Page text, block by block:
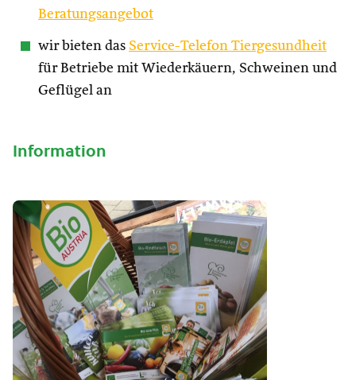
Beratungsangebot
wir bieten das Service-Telefon Tiergesundheit
für Betriebe mit Wiederkäuern, Schweinen und
Geflügel an
Information